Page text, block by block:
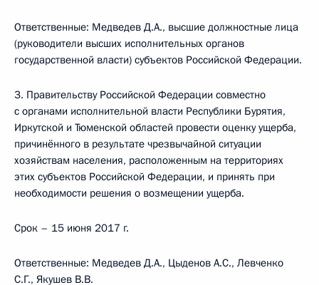
Ответственные: Медведев Д.А., высшие должностные лица
(руководители высших исполнительных органов
государственной власти) субъектов Российской Федерации.
3. Правительству Российской Федерации совместно
с органами исполнительной власти Республики Бурятия,
Иркутской и Тюменской областей провести оценку ущерба,
причинённого в результате чрезвычайной ситуации
хозяйствам населения, расположенным на территориях
этих субъектов Российской Федерации, и принять при
необходимости решения о возмещении ущерба.
Срок – 15 июня 2017 г.
Ответственные: Медведев Д.А., Цыденов А.С., Левченко
С.Г., Якушев В.В.